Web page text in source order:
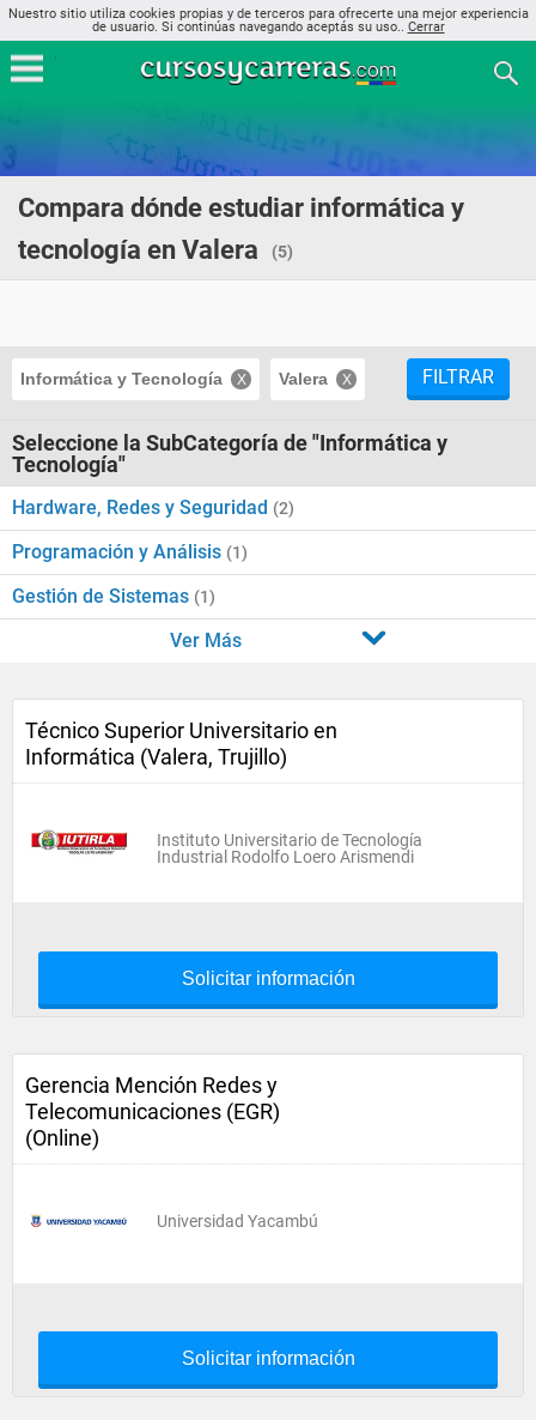
Nuestro sitio utiliza cookies propias y de terceros para ofrecerte una mejor experiencia
de usuario. Si continúas navegando aceptás su uso.. Cerrar
Compara dónde estudiar informática y
tecnología en Valera
(5)
Informática y Tecnología Valera FILTRAR
Seleccione la SubCategoría de "Informática y
Tecnología"
Hardware, Redes y Seguridad (2)
Programación y Análisis (1)
Gestión de Sistemas (1)
Ver Más
Técnico Superior Universitario en
Informática (Valera, Trujillo)
Instituto Universitario de Tecnología
Industrial Rodolfo Loero Arismendi
Solicitar información
Gerencia Mención Redes y
Telecomunicaciones (EGR)
(Online)
Universidad Yacambú
Solicitar información